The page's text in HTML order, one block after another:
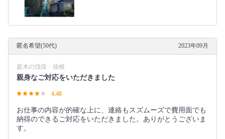
匿名希望(50代) 2023年09月
庭木の伐採・抜根
親身なご対応をいただきました
4.40
お仕事の内容が的確な上に、連絡もスズムーズで費用面でも
納得のできるご対応をいただきました。ありがとうございま
す。